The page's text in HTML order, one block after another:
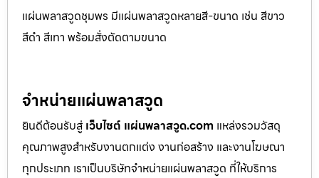
แผ่นพลาสวูดชุมพร มีแผ่นพลาสวูดหลายสี-ขนาด เช่น สีขาว
สีดำ สีเทา พร้อมสั่งตัดตามขนาด
จำหน่ายแผ่นพลาสวูด
ยินดีต้อนรับสู่ เว็บไซต์ แผ่นพลาสวูด.com แหล่งรวมวัสดุ
คุณภาพสูงสำหรับงานตกแต่ง งานก่อสร้าง และงานโฆษณา
ทุกประเภท เราเป็นบริษัทจำหน่ายแผ่นพลาสวูด ที่ให้บริการ